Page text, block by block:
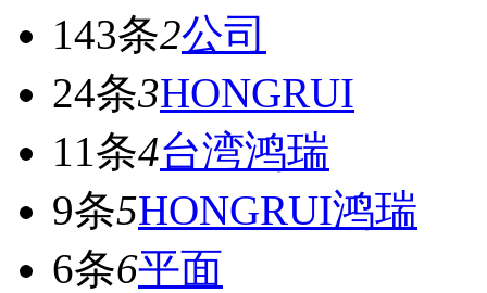
143条2公司
24条3HONGRUI
11条4台湾鸿瑞
9条5HONGRUI鸿瑞
6条6平面